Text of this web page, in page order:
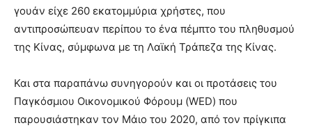
γουάν είχε 260 εκατομμύρια χρήστες, που
αντιπροσώπευαν περίπου το ένα πέμπτο του πληθυσμού
της Κίνας, σύμφωνα με τη Λαϊκή Τράπεζα της Κίνας.
Και στα παραπάνω συνηγορούν και οι προτάσεις του
Παγκόσμιου Οικονομικού Φόρουμ (WED) που
παρουσιάστηκαν τον Μάιο του 2020, από τον πρίγκιπα